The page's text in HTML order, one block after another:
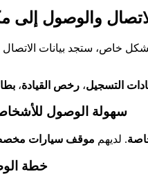
والوصول
خاص، ستجد بيانات
التسجيل، رخص القيادة،
سهولة الوصول
. لديهم موقف سيارات
خطة